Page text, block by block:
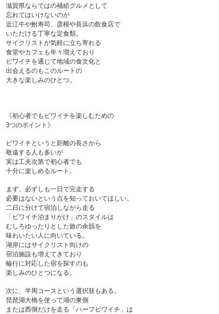
滋賀県ならではの補給グルメとして
忘れてはいけないのが
近江牛や鮒寿司、彦根や長浜の飲食店で
いただける丁寧な定食類。
サイクリストが気軽に立ち寄れる
食堂やカフェも年々増えており
ビワイチを通じて地域の食文化と
出会えるのもこのルートの
大きな楽しみのひとつ。
《初心者でもビワイチを楽しむための
3つのポイント》
ビワイチというと距離の長さから
敬遠する人も多いが
実は工夫次第で初心者でも
十分に楽しめるルート。
まず、必ずしも一日で完走する
必要はないという点を知っておいてほしい。
二日に分けて宿泊しながら走る
「ビワイチ泊まりがけ」のスタイルは
むしろゆったりとした旅の余韻を
味わいたい人に向いている。
湖岸にはサイクリスト向けの
宿泊施設も増えてきており
輪行に対応した宿を探すのも
楽しみのひとつになる。
次に、半周コースという選択肢もある。
琵琶湖大橋を使って湖の東側
または西側だけを走る「ハーフビワイチ」は